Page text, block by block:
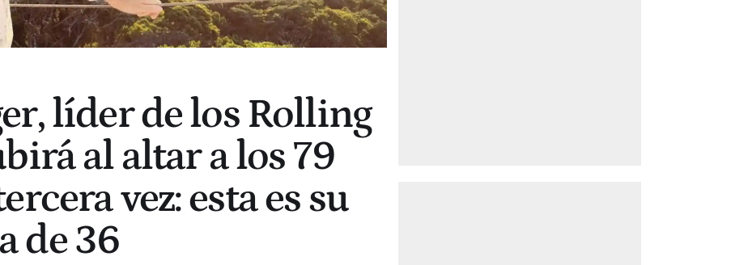
líder de los Rolling
al altar a los 79
vez: esta es su
de 36